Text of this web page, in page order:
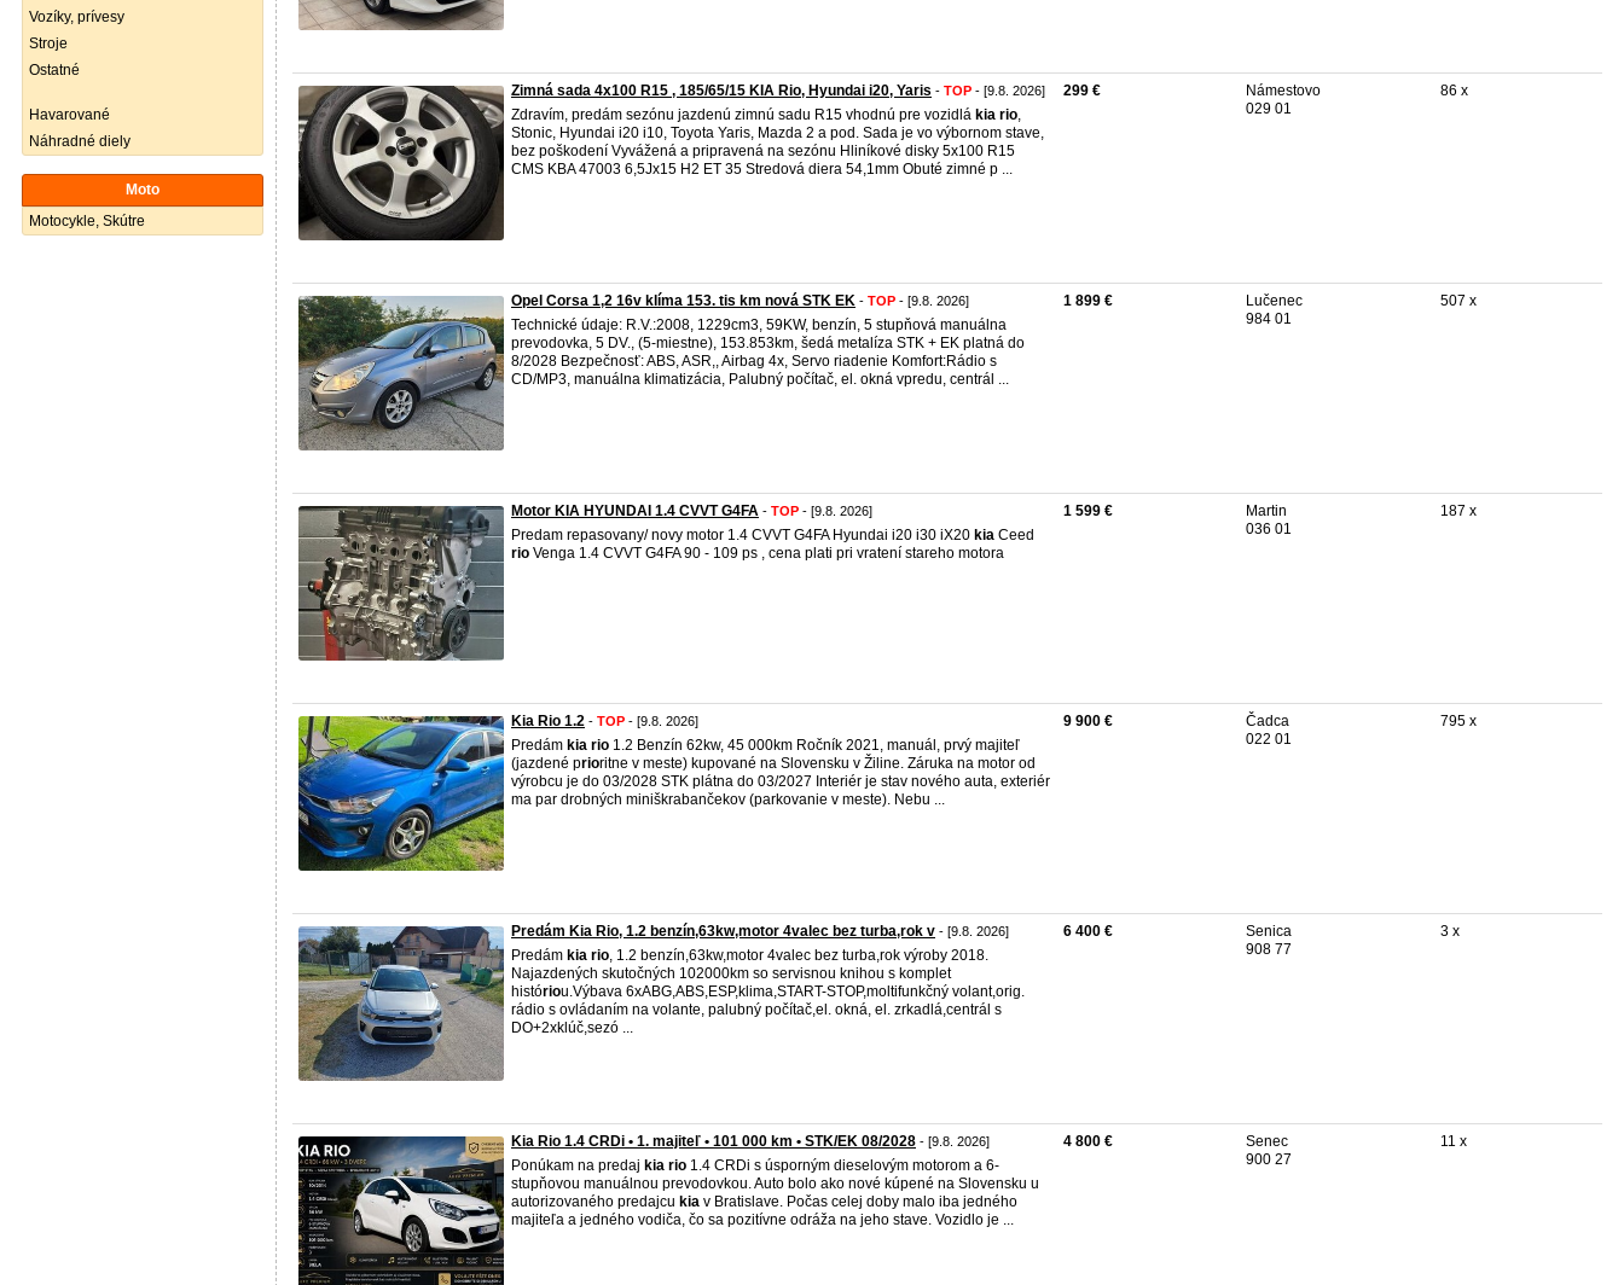
Vozíky, prívesy
Stroje
Ostatné
Havarované
Náhradné diely
Moto
Motocykle, Skútre
Zimná sada 4x100 R15 , 185/65/15 KIA Rio, Hyundai i20, Yaris - TOP - [9.8. 2026]
Zdravím, predám sezónu jazdenú zimnú sadu R15 vhodnú pre vozidlá kia rio,
Stonic, Hyundai i20 i10, Toyota Yaris, Mazda 2 a pod. Sada je vo výbornom stave,
bez poškodení Vyvážená a pripravená na sezónu Hliníkové disky 5x100 R15
CMS KBA 47003 6,5Jx15 H2 ET 35 Stredová diera 54,1mm Obuté zimné p ...
299 €
Námestovo
029 01
86 x
Opel Corsa 1,2 16v klíma 153. tis km nová STK EK - TOP - [9.8. 2026]
Technické údaje: R.V.:2008, 1229cm3, 59KW, benzín, 5 stupňová manuálna
prevodovka, 5 DV., (5-miestne), 153.853km, šedá metalíza STK + EK platná do
8/2028 Bezpečnosť: ABS, ASR,, Airbag 4x, Servo riadenie Komfort:Rádio s
CD/MP3, manuálna klimatizácia, Palubný počítač, el. okná vpredu, centrál ...
1 899 €
Lučenec
984 01
507 x
Motor KIA HYUNDAI 1.4 CVVT G4FA - TOP - [9.8. 2026]
Predam repasovany/ novy motor 1.4 CVVT G4FA Hyundai i20 i30 iX20 kia Ceed
rio Venga 1.4 CVVT G4FA 90 - 109 ps , cena plati pri vratení stareho motora
1 599 €
Martin
036 01
187 x
Kia Rio 1.2 - TOP - [9.8. 2026]
Predám kia rio 1.2 Benzín 62kw, 45 000km Ročník 2021, manuál, prvý majiteľ
(jazdené prioritne v meste) kupované na Slovensku v Žiline. Záruka na motor od
výrobcu je do 03/2028 STK plátna do 03/2027 Interiér je stav nového auta, exteriér
ma par drobných miniškrabančekov (parkovanie v meste). Nebu ...
9 900 €
Čadca
022 01
795 x
Predám Kia Rio, 1.2 benzín,63kw,motor 4valec bez turba,rok v - [9.8. 2026]
Predám kia rio, 1.2 benzín,63kw,motor 4valec bez turba,rok výroby 2018.
Najazdených skutočných 102000km so servisnou knihou s komplet
históriou.Výbava 6xABG,ABS,ESP,klima,START-STOP,moltifunkčný volant,orig.
rádio s ovládaním na volante, palubný počítač,el. okná, el. zrkadlá,centrál s
DO+2xklúč,sezó ...
6 400 €
Senica
908 77
3 x
Kia Rio 1.4 CRDi • 1. majiteľ • 101 000 km • STK/EK 08/2028 - [9.8. 2026]
Ponúkam na predaj kia rio 1.4 CRDi s úsporným dieselovým motorom a 6-
stupňovou manuálnou prevodovkou. Auto bolo ako nové kúpené na Slovensku u
autorizovaného predajcu kia v Bratislave. Počas celej doby malo iba jedného
majiteľa a jedného vodiča, čo sa pozitívne odráža na jeho stave. Vozidlo je ...
4 800 €
Senec
900 27
11 x